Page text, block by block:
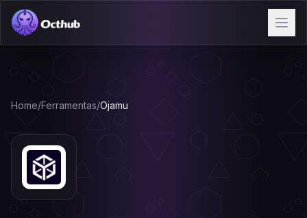
Home/Ferramentas/Ojamu